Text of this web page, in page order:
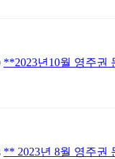
**2023년10월 영주권
** 2023년 8월 영주권